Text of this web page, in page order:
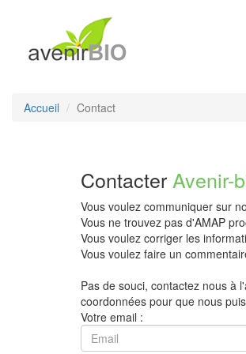
Accueil Contact
Contacter Avenir-
Vous voulez communiquer sur
Vous ne trouvez pas d'AMAP
Vous voulez corriger les
Vous voulez faire un
Pas de souci, contactez nous à
coordonnées pour que nous
Votre email :